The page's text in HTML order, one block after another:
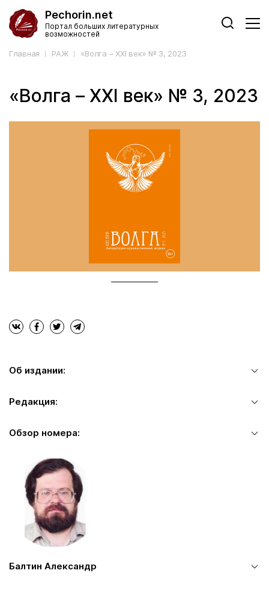
Pechorin.net
Портал больших литературных
возможностей
Главная РАЖ «Волга – XXI век» № 3, 2023
«Волга – XXI век» № 3, 2023
Об издании:
Редакция:
Обзор номера:
Балтин Александр